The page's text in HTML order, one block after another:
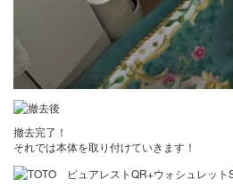
撤去完了！
それでは本体を取り付けていきます！